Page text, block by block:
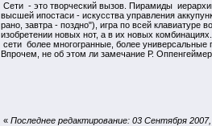
Сети - это творческий вызов. Пирамиды
высшей ипостаси - искусства управления
рано, завтра - поздно"), игра по всей клавиатуре
изобретении новых нот, а в их новых
сети более многогранные, более универсальные
Впрочем, не об этом ли замечание Р.
« Последнее редактирование: 03 Сентября